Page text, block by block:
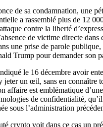
de sa condamnation, une
a rassemblé plus de 12
contre la liberté
de victime directe dans
une prise de parole publique,
Trump pour demander son
le 16 décembre avoir
jeter un œil, sans en connaître
affaire est emblématique
de confidentialité,
sous l’administration
crypto voit dans ce cas un